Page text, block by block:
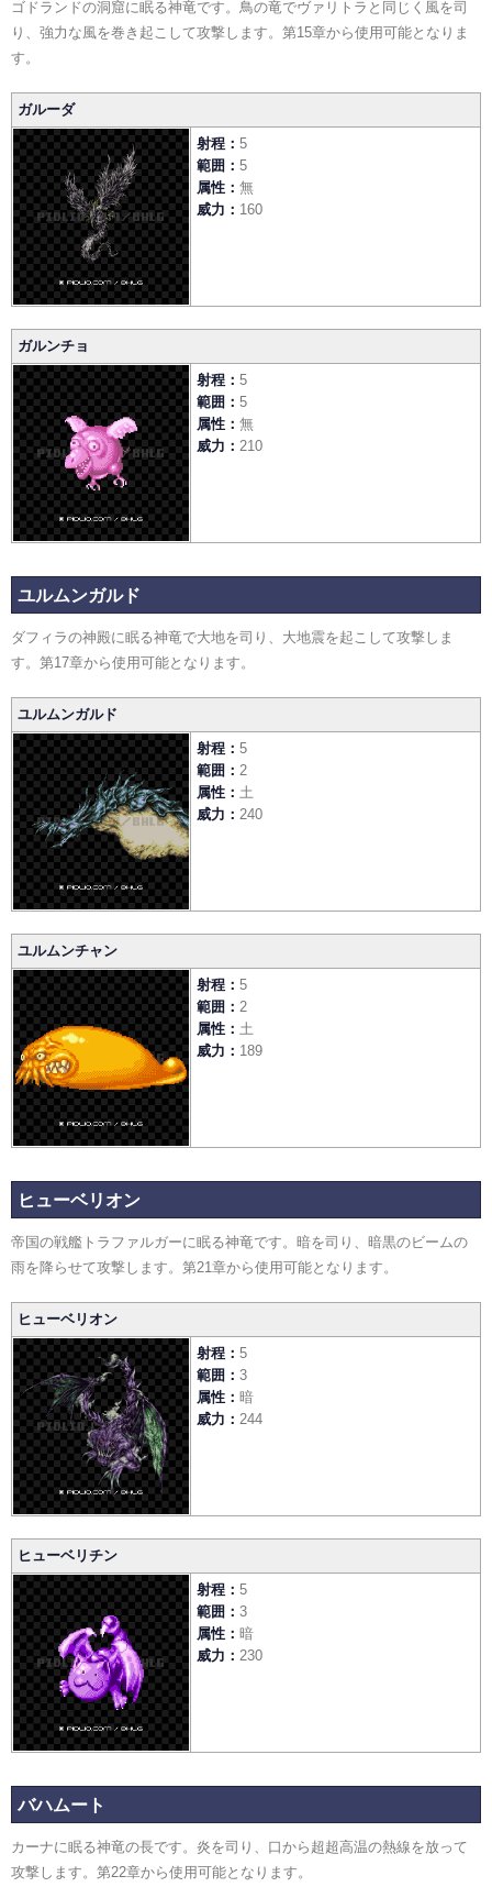
ゴドランドの洞窟に眠る神竜です。鳥の竜でヴァリトラと同じく風を司
り、強力な風を巻き起こして攻撃します。第15章から使用可能となりま
す。
ガルーダ
射程
5
範囲
5
属性
無
威力
160
ガルンチョ
射程
5
範囲
5
属性
無
威力
210
ユルムンガルド
ダフィラの神殿に眠る神竜で大地を司り、大地震を起こして攻撃しま
す。第17章から使用可能となります。
ユルムンガルド
射程
5
範囲
2
属性
土
威力
240
ユルムンチャン
射程
5
範囲
2
属性
土
威力
189
ヒューベリオン
帝国の戦艦トラファルガーに眠る神竜です。暗を司り、暗黒のビームの
雨を降らせて攻撃します。第21章から使用可能となります。
ヒューベリオン
射程
5
範囲
3
属性
暗
威力
244
ヒューベリチン
射程
5
範囲
3
属性
暗
威力
230
バハムート
カーナに眠る神竜の長です。炎を司り、口から超超高温の熱線を放って
攻撃します。第22章から使用可能となります。